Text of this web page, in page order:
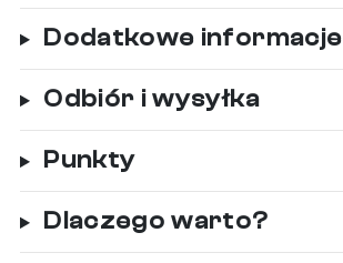
Dodatkowe informacje
Odbiór i wysyłka
Punkty
Dlaczego warto?